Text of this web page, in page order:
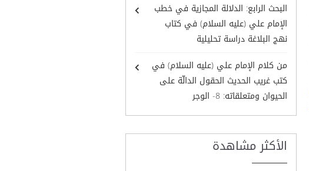
البحث الرابع: الدلالة المجازية في خطب
الإمام علي (عليه السلام) في كتاب
نهج البلاغة دراسة تحليلية
من كلام الإمام علي (عليه السلام) في
كتب غريب الحديث الحقول الدالّة على
الحيوان ومتعلقاته: 8- الوجر
الأكثر مشاهدة